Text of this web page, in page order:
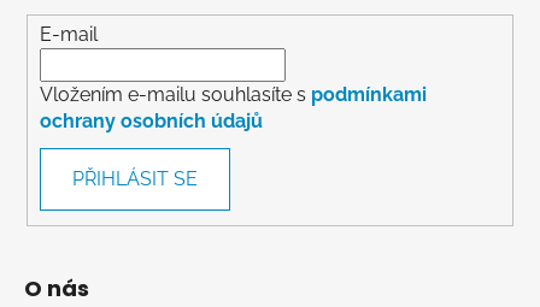
E-mail
Vložením e-mailu souhlasíte s podmínkami
ochrany osobních údajů
PŘIHLÁSIT SE
O nás